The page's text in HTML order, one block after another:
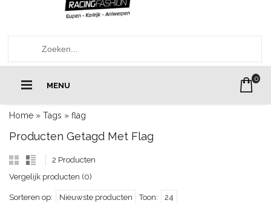
MENU
0
Home » Tags » flag
Producten Getagd Met Flag
2 Producten
Vergelijk producten (0)
Sorteren op: Nieuwste producten Toon: 24